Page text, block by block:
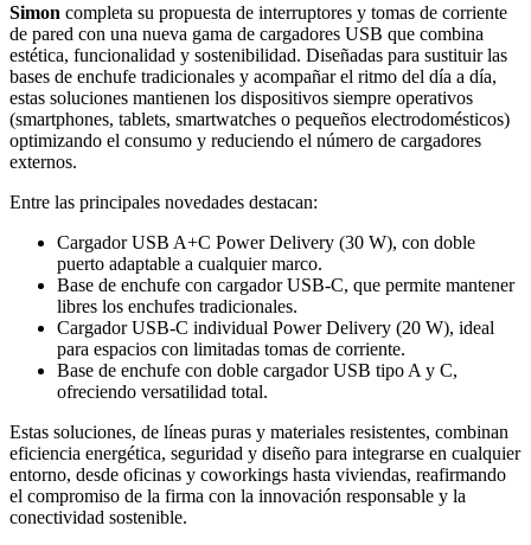
Simon completa su propuesta de interruptores y tomas de corriente
de pared con una nueva gama de cargadores USB que combina
estética, funcionalidad y sostenibilidad. Diseñadas para sustituir las
bases de enchufe tradicionales y acompañar el ritmo del día a día,
estas soluciones mantienen los dispositivos siempre operativos
(smartphones, tablets, smartwatches o pequeños electrodomésticos)
optimizando el consumo y reduciendo el número de cargadores
externos.
Entre las principales novedades destacan:
Cargador USB A+C Power Delivery (30 W), con doble
puerto adaptable a cualquier marco.
Base de enchufe con cargador USB-C, que permite mantener
libres los enchufes tradicionales.
Cargador USB-C individual Power Delivery (20 W), ideal
para espacios con limitadas tomas de corriente.
Base de enchufe con doble cargador USB tipo A y C,
ofreciendo versatilidad total.
Estas soluciones, de líneas puras y materiales resistentes, combinan
eficiencia energética, seguridad y diseño para integrarse en cualquier
entorno, desde oficinas y coworkings hasta viviendas, reafirmando
el compromiso de la firma con la innovación responsable y la
conectividad sostenible.